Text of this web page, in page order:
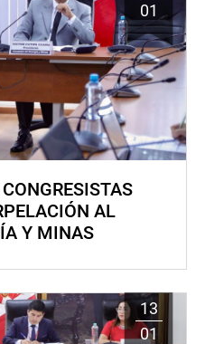
01
AL
Y MINAS
13
01